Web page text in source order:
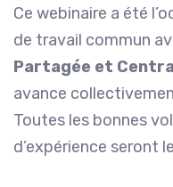
Ce webinaire a été
de travail commun
Partagée et
avance
Toutes les bonnes
d’expérience seront